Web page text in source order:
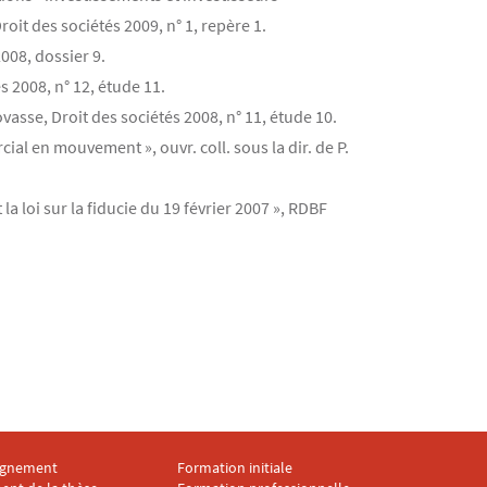
des sociétés 2009, n° 1, repère 1.
dossier 9.
n° 12, étude 11.
Droit des sociétés 2008, n° 11, étude 10.
en mouvement », ouvr. coll. sous la dir. de P.
loi sur la fiducie du 19 février 2007 », RDBF
IRDA 4 Menu footer IRDA 5
Formation initiale